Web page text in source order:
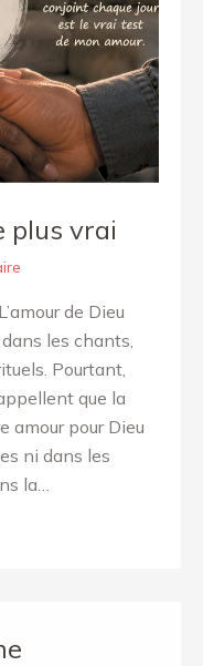
plus vrai
de Dieu
les chants,
Pourtant,
que la
amour pour Dieu
ni dans les
la…